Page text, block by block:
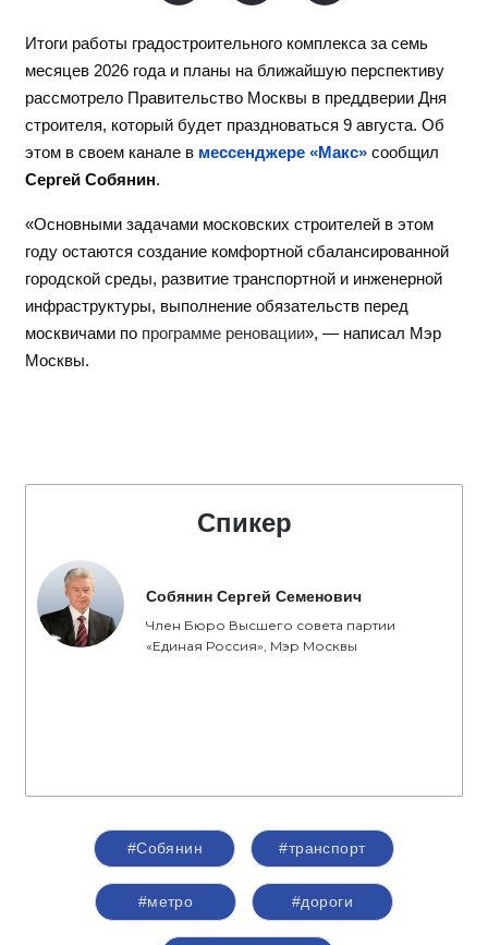
Итоги работы градостроительного комплекса за семь
месяцев 2026 года и планы на ближайшую перспективу
рассмотрело Правительство Москвы в преддверии Дня
строителя, который будет праздноваться 9 августа. Об
этом в своем канале в мессенджере «Макс» сообщил
Сергей Собянин.
«Основными задачами московских строителей в этом
году остаются создание комфортной сбалансированной
городской среды, развитие транспортной и инженерной
инфраструктуры, выполнение обязательств перед
москвичами по программе реновации», — написал Мэр
Москвы.
Спикер
Собянин Сергей Семенович
Член Бюро Высшего совета партии
«Единая Россия», Мэр Москвы
#Собянин #транспорт
#метро #дороги